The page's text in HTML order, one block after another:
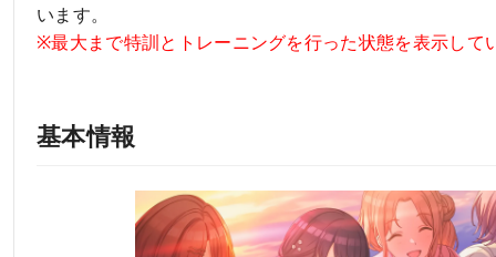
います。
※最大まで特訓とトレーニングを行った状態を表示して
基本情報